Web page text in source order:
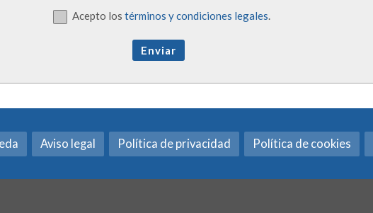
Acepto los términos y condiciones legales
Enviar
Aviso legal Política de privacidad Política de cookies